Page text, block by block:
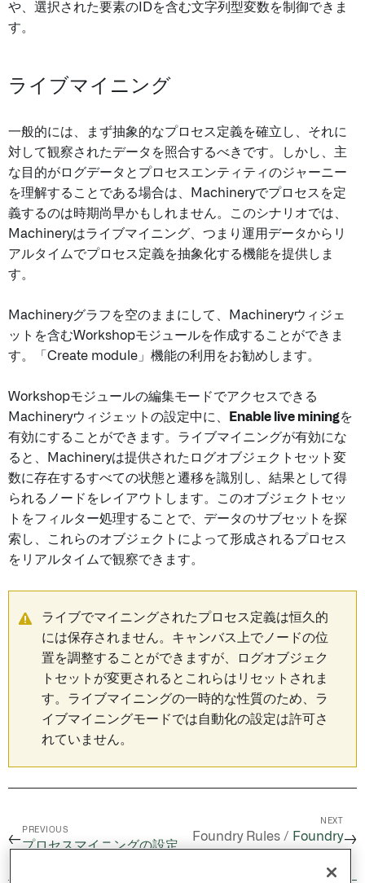
や、選択された要素のIDを含む文字列型変数を制御できま
す。
ライブマイニング
一般的には、まず抽象的なプロセス定義を確立し、それに
対して観察されたデータを照合するべきです。しかし、主
な目的がログデータとプロセスエンティティのジャーニー
を理解することである場合は、Machineryでプロセスを定
義するのは時期尚早かもしれません。このシナリオでは、
Machineryはライブマイニング、つまり運用データからリ
アルタイムでプロセス定義を抽象化する機能を提供しま
す。
Machineryグラフを空のままにして、Machineryウィジェ
ットを含むWorkshopモジュールを作成することができま
す。「Create module」機能の利用をお勧めします。
Workshopモジュールの編集モードでアクセスできる
Machineryウィジェットの設定中に、
Enable live miningを
有効にすることができます。ライブマイニングが有効にな
ると、Machineryは提供されたログオブジェクトセット変
数に存在するすべての状態と遷移を識別し、結果として得
られるノードをレイアウトします。このオブジェクトセッ
トをフィルター処理することで、データのサブセットを探
索し、これらのオブジェクトによって形成されるプロセス
をリアルタイムで観察できます。
ライブでマイニングされたプロセス定義は恒久的
には保存されません。キャンバス上でノードの位
置を調整することができますが、ログオブジェク
トセットが変更されるとこれらはリセットされま
す。ライブマイニングの一時的な性質のため、ラ
イブマイニングモードでは自動化の設定は許可さ
れていません。
←
PREVIOUS
プロセスマイニングの設定
NEXT
Foundry Rules / Foundry→